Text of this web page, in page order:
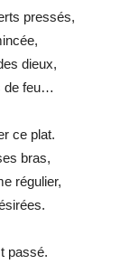
pressés,
dieux,
de feu…
ce plat.
bras,
régulier,
passé.